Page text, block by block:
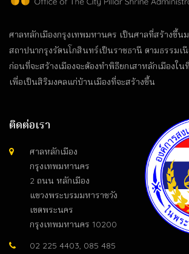
ศาลหลักเมืองกรุงเทพมหานคร เป็นศาลที่สร้างขึ้น
สถาปนากรุงรัตนโกสินทร์เป็นราชธานี ตามธรรม
ก่อนที่จะสร้างเมืองจะต้องทำพิธียกเสาหลักเมืองใ
เพื่อเป็นสิริมงคลแก่บ้านเมืองที่จะสร้างขึ้น
ติดต่อเรา
ศาลหลักเมือง
กรุงเทพมหานคร
2 ถนน หลักเมือง
แขวงพระบรมมหาราชวัง
เขตพระนคร
กรุงเทพมหานคร 10200
02 225 4403, 085 485